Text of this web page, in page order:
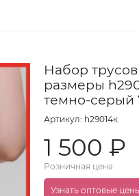
Набор
размеры
темно-серый
Артикул: h29014к
1 500 ₽
Розничная цена
Узнать оптовые